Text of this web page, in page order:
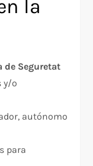
la
de Seguretat
y/o
autónomo
para